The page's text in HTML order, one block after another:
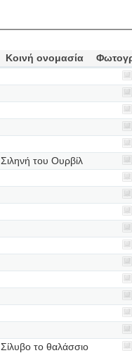
Κοινή ονομασία
Σιληνή του Ουρβίλ
Σίλυβο το θαλάσσιο